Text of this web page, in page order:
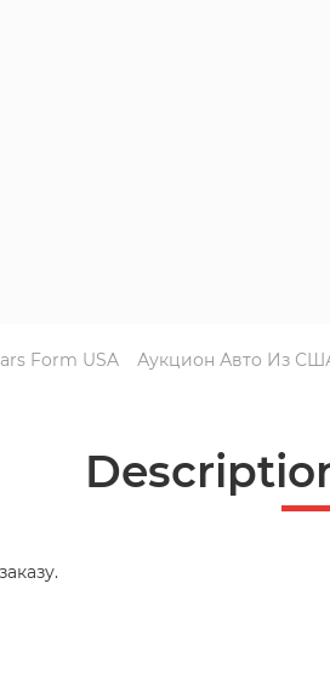
Form USA Аукцион Авто Из